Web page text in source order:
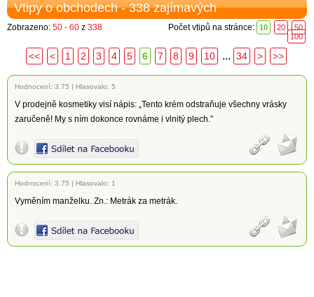
Vtipy o obchodech - 338 zajímavých
Zobrazeno: 50 - 60 z 338 Počet vtipů na stránce: 10 20
50
100
<< < 1 2 3 4 5 6 7 8 9 10 ... 34 > >>
Hodnocení: 3.75 | Hlasovalo: 5
V prodejně kosmetiky visí nápis: „Tento krém odstraňuje všechny vrásky
zaručeně! My s ním dokonce rovnáme i vlnitý plech.”
Hodnocení: 3.75 | Hlasovalo: 1
Vyměním manželku. Zn.: Metrák za metrák.